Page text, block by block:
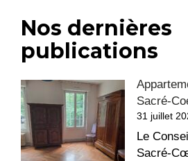
Nos dernières
publications
Sacré-
31 juillet
Le
Sacré-